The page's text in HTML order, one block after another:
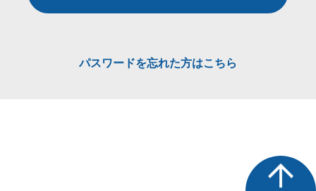
パスワードを忘れた方はこちら